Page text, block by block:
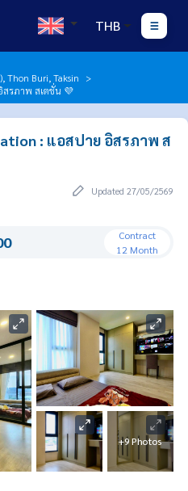
THB
Thon Buri, Taksin
สรภาพ สเตชั่น 💜
: แอสปาย อิสรภาพ ส
Updated 27/05/2569
Contract
12 Month
+9 Photos